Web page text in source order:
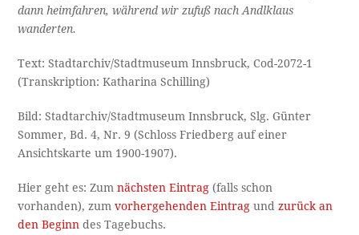
dann heimfahren, während wir zufuß nach Andlklaus
wanderten.
Text: Stadtarchiv/Stadtmuseum Innsbruck, Cod-2072-1
(Transkription: Katharina Schilling)
Bild: Stadtarchiv/Stadtmuseum Innsbruck, Slg. Günter
Sommer, Bd. 4, Nr. 9 (Schloss Friedberg auf einer
Ansichtskarte um 1900-1907).
Hier geht es: Zumnächsten Eintrag (falls schon
vorhanden), zumvorhergehenden Eintragundzurück an
den Beginn des Tagebuchs.